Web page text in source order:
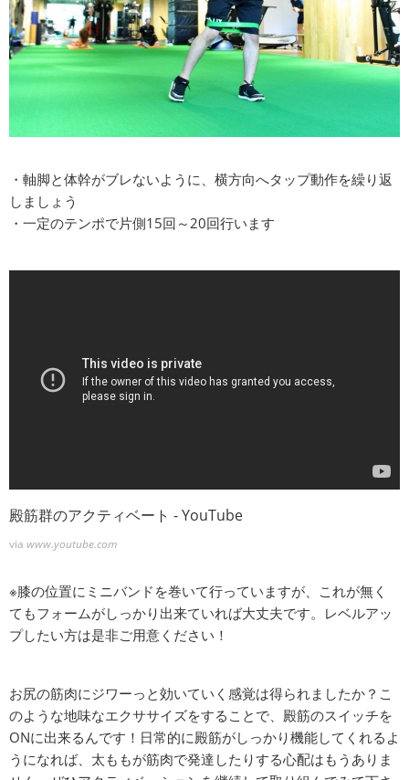
・軸脚と体幹がブレないように、横方向へタップ動作を繰り返
しましょう
・一定のテンポで片側15回～20回行います
殿筋群のアクティベート - YouTube
via www.youtube.com
※膝の位置にミニバンドを巻いて行っていますが、これが無く
てもフォームがしっかり出来ていれば大丈夫です。レベルアッ
プしたい方は是非ご用意ください！
お尻の筋肉にジワーっと効いていく感覚は得られましたか？こ
のような地味なエクササイズをすることで、殿筋のスイッチを
ONに出来るんです！日常的に殿筋がしっかり機能してくれるよ
うになれば、太ももが筋肉で発達したりする心配はもうありま